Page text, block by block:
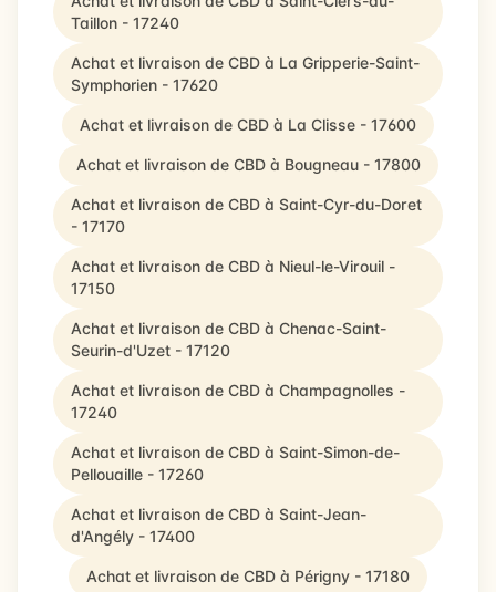
Taillon - 17240
Achat et livraison de CBD à La Gripperie-Saint-
Symphorien - 17620
Achat et livraison de CBD à La Clisse - 17600
Achat et livraison de CBD à Bougneau - 17800
Achat et livraison de CBD à Saint-Cyr-du-Doret
- 17170
Achat et livraison de CBD à Nieul-le-Virouil -
17150
Achat et livraison de CBD à Chenac-Saint-
Seurin-d'Uzet - 17120
Achat et livraison de CBD à Champagnolles -
17240
Achat et livraison de CBD à Saint-Simon-de-
Pellouaille - 17260
Achat et livraison de CBD à Saint-Jean-
d'Angély - 17400
Achat et livraison de CBD à Périgny - 17180